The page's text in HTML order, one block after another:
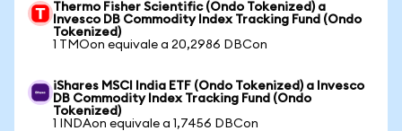
Thermo Fisher Scientific (Ondo Tokenized) a
Invesco DB Commodity Index Tracking Fund (Ondo
Tokenized)
1 TMOon equivale a 20,2986 DBCon
iShares MSCI India ETF (Ondo Tokenized) a Invesco
DB Commodity Index Tracking Fund (Ondo
Tokenized)
1 INDAon equivale a 1,7456 DBCon